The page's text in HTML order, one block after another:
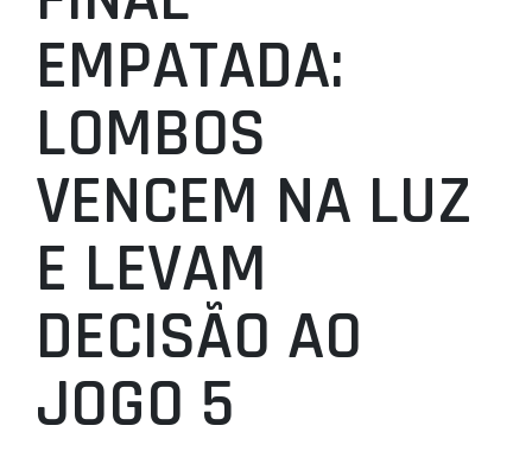
COMPETIÇÕES
ASSOCIAÇÕES
CLUBES
AGENTES
AGENDA
SELEÇÕES
MINIBASQUETE
ÁREA TÉCNICA
PROJETOS
LIGA BETCLIC MASCULINA
EMPATADA:
LOMBOS
VENCEM NA LUZ
E LEVAM
DECISÃO AO
JOGO 5